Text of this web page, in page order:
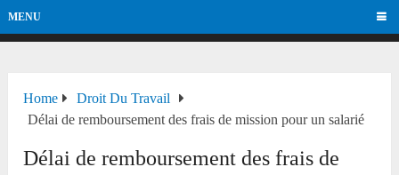
MENU
Home
Droit Du Travail
Délai de remboursement des frais de mission pour un salarié
Délai de remboursement des frais de